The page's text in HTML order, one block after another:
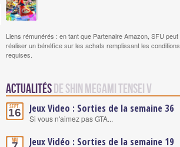
Liens rémunérés : en tant que Partenaire Amazon, SFU peut
réaliser un bénéfice sur les achats remplissant les conditions
requises.
Actualitésde Shin Megami Tensei V
Sept.
16 Jeux Video : Sorties de la semaine 36
Si vous n'aimez pas GTA...
Mai Jeux Vidéo : Sorties de la semaine 19